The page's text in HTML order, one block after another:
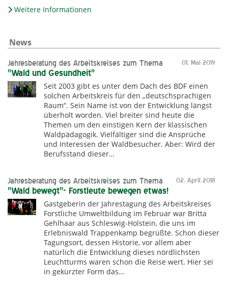
Weitere Informationen
News
01. Mai 2019
Jahresberatung des Arbeitskreises zum Thema
"Wald und Gesundheit"
Seit 2003 gibt es unter dem Dach des BDF einen
solchen Arbeitskreis für den „deutschsprachigen
Raum“. Sein Name ist von der Entwicklung längst
überholt worden. Viel breiter sind heute die
Themen um den einstigen Kern der klassischen
Waldpädagogik. Vielfältiger sind die Ansprüche
und Interessen der Waldbesucher. Aber: Wird der
Berufsstand dieser…
02. April 2018
Jahresberatung des Arbeitskreises zum Thema
"Wald bewegt"- Forstleute bewegen etwas!
Gastgeberin der Jahrestagung des Arbeitskreises
Forstliche Umweltbildung im Februar war Britta
Gehlhaar aus Schleswig-Holstein, die uns im
Erlebniswald Trappenkamp begrüßte. Schon dieser
Tagungsort, dessen Historie, vor allem aber
natürlich die Entwicklung dieses nördlichsten
Leuchtturms waren schon die Reise wert. Hier sei
in gekürzter Form das…